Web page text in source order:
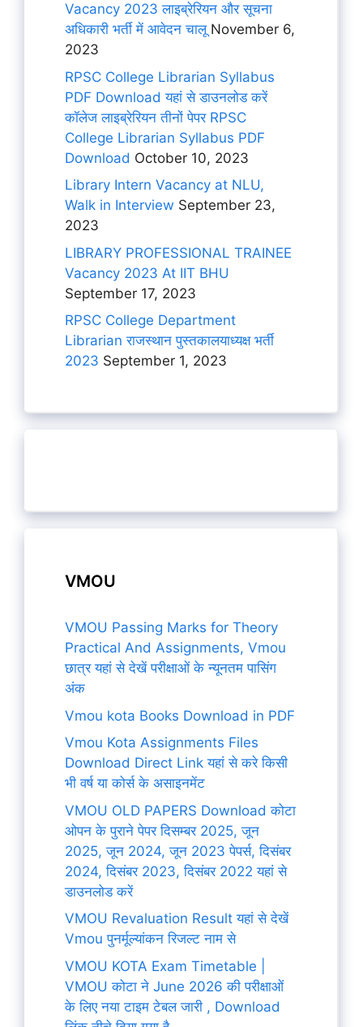
Vacancy 2023 लाइब्रेरियन और सूचना
अधिकारी भर्ती में आवेदन चालूNovember 6,
2023
RPSC College Librarian Syllabus
PDF Download यहां से डाउनलोड करें
कॉलेज लाइब्रेरियन तीनों पेपर RPSC
College Librarian Syllabus PDF
Download October 10, 2023
Library Intern Vacancy at NLU,
Walk in Interview September 23,
2023
LIBRARY PROFESSIONAL TRAINEE
Vacancy 2023 At IIT BHU
September 17, 2023
RPSC College Department
Librarian राजस्थान पुस्तकालयाध्यक्ष भर्ती
2023 September 1, 2023
VMOU
VMOU Passing Marks for Theory
Practical And Assignments, Vmou
छात्र यहां से देखें परीक्षाओं के न्यूनतम पासिंग
अंक
Vmou kota Books Download in PDF
Vmou Kota Assignments Files
Download Direct Link यहां से करे किसी
भी वर्ष या कोर्स के असाइनमेंट
VMOU OLD PAPERS Download कोटा
ओपन के पुराने पेपर दिसम्बर 2025, जून
2025, जून 2024, जून 2023 पेपर्स, दिसंबर
2024, दिसंबर 2023, दिसंबर 2022 यहां से
डाउनलोड करें
VMOU Revaluation Result यहां से देखें
Vmou पुनर्मूल्यांकन रिजल्ट नाम से
VMOU KOTA Exam Timetable |
VMOU कोटा ने June 2026 की परीक्षाओं
के लिए नया टाइम टेबल जारी , Download